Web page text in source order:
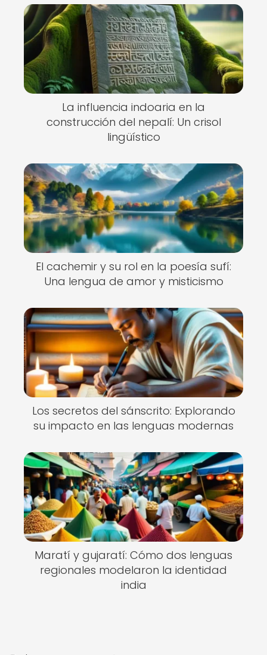
La influencia indoaria en la
construcción del nepalí: Un crisol
lingüístico
El cachemir y su rol en la poesía sufí:
Una lengua de amor y misticismo
Los secretos del sánscrito: Explorando
su impacto en las lenguas modernas
Maratí y gujaratí: Cómo dos lenguas
regionales modelaron la identidad
india